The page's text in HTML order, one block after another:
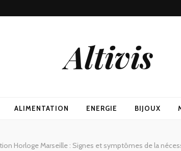
Altivis
ALIMENTATION ENERGIE BIJOUX
Horloge Marseille : Signes et symptômes de la